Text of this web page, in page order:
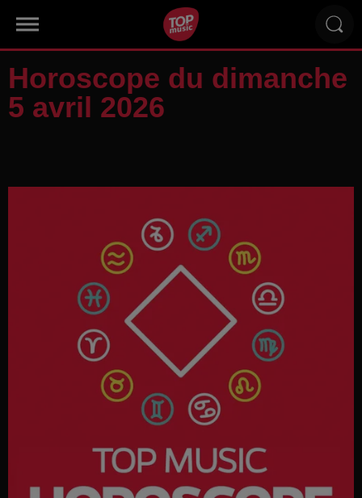
Horoscope du dimanche
5 avril 2026